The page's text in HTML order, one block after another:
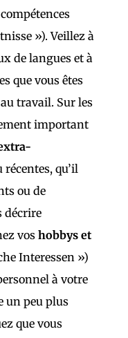
»). Veillez à
de langues et à
que vous êtes
travail. Sur les
important
récentes, qu’il
ou de
décrire
vos hobbys et
Interessen »)
à votre
un peu plus
que vous